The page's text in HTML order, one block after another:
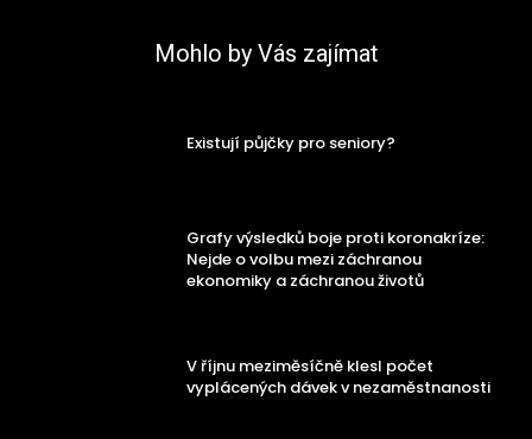
Mohlo by Vás zajímat
Existují půjčky pro seniory?
Grafy výsledků boje proti koronakríze:
Nejde o volbu mezi záchranou
ekonomiky a záchranou životů
V říjnu meziměsíčně klesl počet
vyplácených dávek v nezaměstnanosti